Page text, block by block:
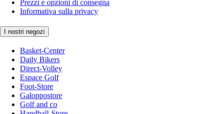
Prezzi e opzioni di consegna
Informativa sulla privacy
I nostri negozi
Basket-Center
Daily Bikers
Direct-Volley
Espace Golf
Foot-Store
Galoppostore
Golf and co